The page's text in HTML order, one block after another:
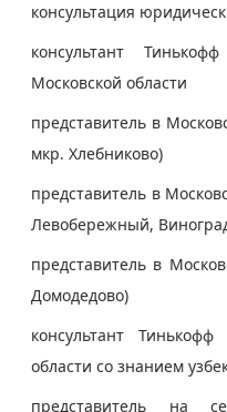
консультация
консультант
Московской области
представитель в
мкр. Хлебниково)
представитель в
Левобережный,
представитель в
Домодедово)
консультант
области со знанием
представитель на